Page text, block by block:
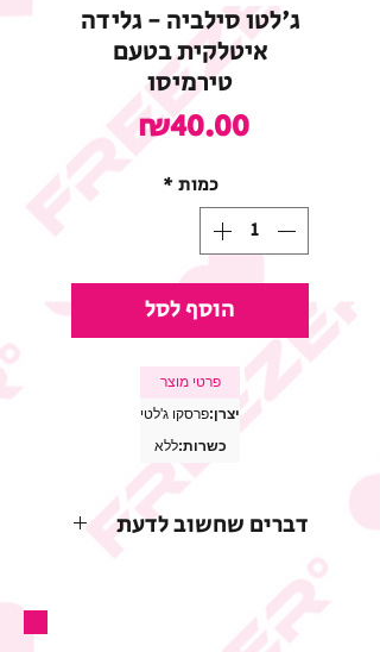
ג'לטו סילביה - גלידה
איטלקית בטעם
טירמיסו
₪40.00מחיר
כמות *
הוסף לסל
פרטי מוצר
יצרן:פרסקו ג'לטי
כשרות:ללא
דברים שחשוב לדעת
* התמונות להמחשה בלבד
* החברה שומרת לעצמה את
הזכות לשנות או להפסיק